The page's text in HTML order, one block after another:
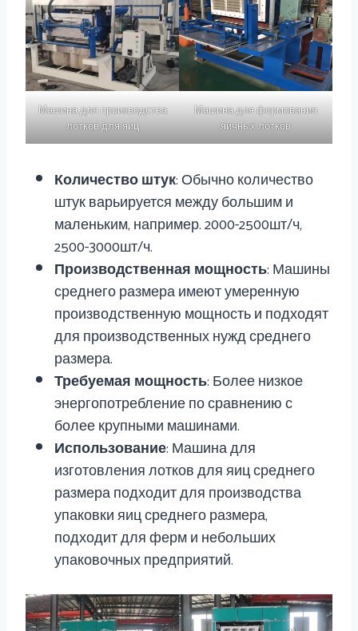
Машина для производства
лотков для яиц
Машина для формования
яичных лотков
Количество штук: Обычно количество
штук варьируется между большим и
маленьким, например. 2000-2500шт/ч,
2500-3000шт/ч.
Производственная мощность: Машины
среднего размера имеют умеренную
производственную мощность и подходят
для производственных нужд среднего
размера.
Требуемая мощность: Более низкое
энергопотребление по сравнению с
более крупными машинами.
Использование: Машина для
изготовления лотков для яиц среднего
размера подходит для производства
упаковки яиц среднего размера,
подходит для ферм и небольших
упаковочных предприятий.